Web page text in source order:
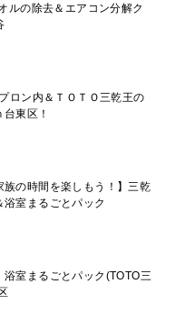
ルの除去＆エアコン分解ク
ロン内＆ＴＯＴＯ三乾王の
東区！
族の時間を楽しもう！】三乾
室まるごとパック
浴室まるごとパック(TOTO三